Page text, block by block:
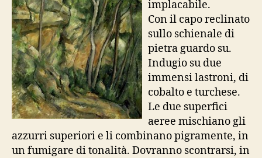
implacabile.
Con il capo reclinato
sullo schienale di
pietra guardo su.
Indugio su due
immensi lastroni, di
cobalto e turchese.
Le due superfici
aeree mischiano gli
azzurri superiori e li combinano pigramente, in
un fumigare di tonalità. Dovranno scontrarsi, in